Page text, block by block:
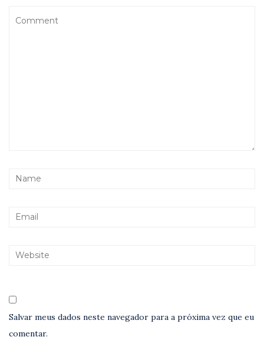
Salvar meus dados neste navegador para a próxima vez que eu
comentar.